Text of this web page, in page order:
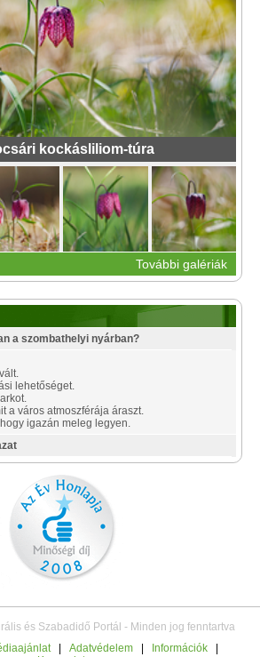
kockásliliom-túra
További galériák
a szombathelyi nyárban?
lehetőséget.
a város atmoszférája áraszt.
igazán meleg legyen.
és Szabadidő Portál - Minden jog fenntartva
Adatvédelem Információk